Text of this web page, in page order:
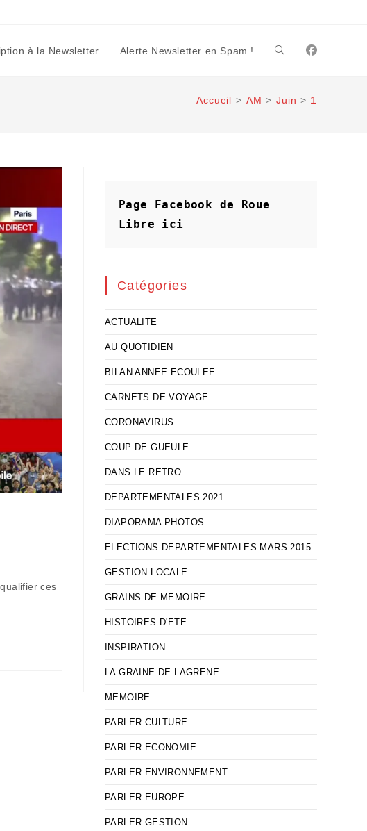
à la Newsletter Alerte Newsletter en Spam ! Toggle
website
Accueil > AM > Juin > 1
ces
Page Facebook de Roue
Libre
ici
Catégories
ACTUALITE
AU QUOTIDIEN
BILAN ANNEE ECOULEE
CARNETS DE VOYAGE
CORONAVIRUS
COUP DE GUEULE
DANS LE RETRO
DEPARTEMENTALES 2021
DIAPORAMA PHOTOS
ELECTIONS DEPARTEMENTALES MARS 2015
GESTION LOCALE
GRAINS DE MEMOIRE
HISTOIRES D'ETE
INSPIRATION
LA GRAINE DE LAGRENE
MEMOIRE
PARLER CULTURE
PARLER ECONOMIE
PARLER ENVIRONNEMENT
PARLER EUROPE
PARLER GESTION